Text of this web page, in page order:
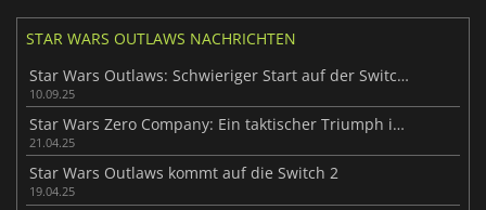
STAR WARS OUTLAWS NACHRICHTEN
Star Wars Outlaws: Schwieriger Start auf der Switch 2
10.09.25
Star Wars Zero Company: Ein taktischer Triumph im Jahr 2026
21.04.25
Star Wars Outlaws kommt auf die Switch 2
19.04.25